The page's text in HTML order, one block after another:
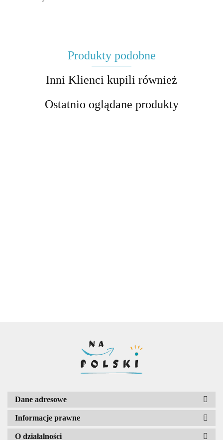
Produkty podobne
Inni Klienci kupili również
Ostatnio oglądane produkty
Dane adresowe
Informacje prawne
O działalności